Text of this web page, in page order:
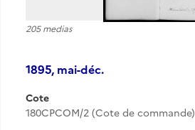
205 medias
1895, mai-déc.
Cote
180CPCOM/2 (Cote de commande)